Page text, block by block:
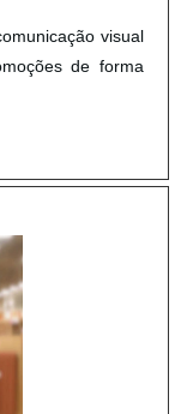
visual
de forma